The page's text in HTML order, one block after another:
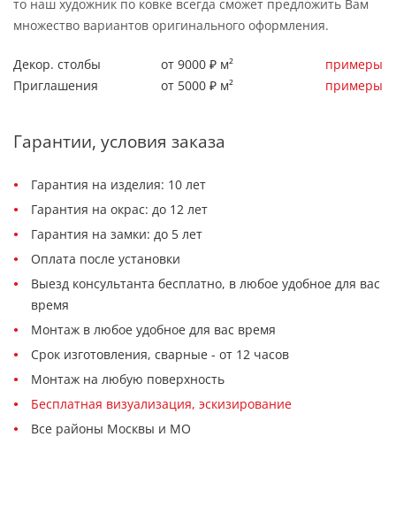
то наш художник по ковке всегда сможет предложить Вам
множество вариантов оригинального оформления.
Декор. столбы от 9000 ₽ м²
примеры
Приглашения
от 5000 ₽ м² примеры
Гарантии, условия заказа
Гарантия на изделия: 10 лет
Гарантия на окрас: до 12 лет
Гарантия на замки: до 5 лет
Оплата после установки
Выезд консультанта бесплатно, в любое удобное для вас
время
Монтаж в любое удобное для вас время
Срок изготовления, сварные - от 12 часов
Монтаж на любую поверхность
Бесплатная визуализация, эскизирование
Все районы Москвы и МО